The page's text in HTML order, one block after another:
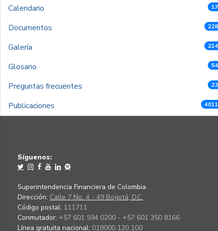
Calendario
Documentos
Galería
Glosario
Preguntas frecuentes
Publicaciones
Síguenos:
Superintendencia Financiera de Colombia
Dirección: Calle 7 No. 4 - 49 Bogotá, D.C.
Código postal: 111711
Conmutador: +57 601 594 0200 - +57 601 350 8166
Línea gratuita nacional: 018000 120 100